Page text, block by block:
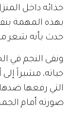
حذائه داخل
بهذه المهمة
حدث بأنه شعر
ونفى النجم في
حياته، مشيراً
التي رفعها
صورته أمام